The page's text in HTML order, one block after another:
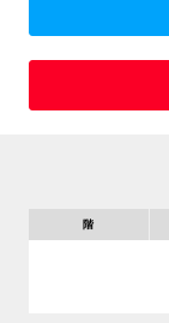
階